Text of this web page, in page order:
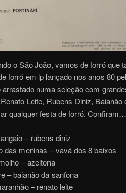
o São João, vamos de forró que
forró em lp lançado nos anos 80
arrastado numa seleção com
Leite, Rubens Diniz,
qualquer festa de forró. Confiram…
– rubens diniz
das meninas – vavá dos 8 baixos
– azeitona
– baianão da sanfona
– renato leite